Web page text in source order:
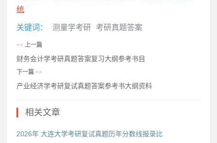
统
关键词： 测量学考研 考研真题答案
<< 上一篇
财务会计学考研真题答案复习大纲参考书目
下一篇 >>
产业经济学考研复试真题答案参考书大纲资料
相关文章
2026年 大连大学考研复试真题历年分数线报录比